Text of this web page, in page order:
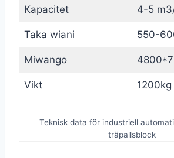
Kapacitet 4-5
Taka wiani 550-
Miwango
Vikt 1200kg
Teknisk data för industriell
träpallsblock